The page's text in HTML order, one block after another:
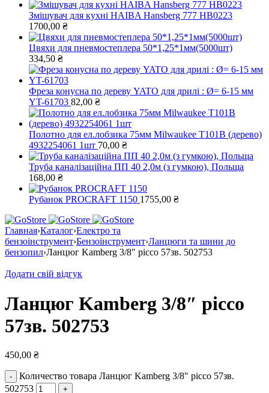
Змішувач для кухні HAIBA Hansberg 777 HB0223
1700,00 ₴
Цвяхи для пневмостеплера 50*1,25*1мм(5000шт)
334,50 ₴
Фреза конусна по дереву YATO для дрилі : Ø= 6-15 мм
YT-61703 82,00 ₴
Полотно для ел.лобзика 75мм Milwaukee T101B (дерево)
4932254061 1шт 70,00 ₴
Труба каналізаційна ПП 40 2,0м (з гумкою), Польща
168,00 ₴
Рубанок PROCRAFT 1150 1755,00 ₴
Главная›Каталог›Електро та
бензоінструмент›Бензоінструмент›Ланцюги та шини до
бензопил›Ланцюг Kamberg 3/8″ picco 57зв. 502753
Додати свій відгук
Ланцюг Kamberg 3/8″ picco
57зв. 502753
450,00 ₴
Количество товара Ланцюг Kamberg 3/8" picco 57зв.
502753